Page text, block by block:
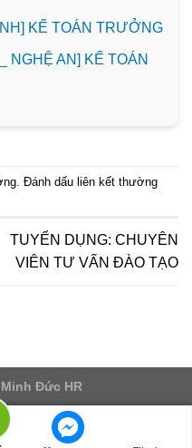
KẾ TOÁN TRƯỞNG
NGHỆ AN] KẾ TOÁN
. Đánh dấu liên kết thường
TUYỂN DỤNG: CHUYÊN
VIÊN TƯ VẤN ĐÀO TẠO
Minh Đức HR